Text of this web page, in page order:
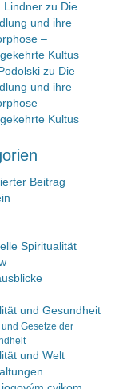
Lindner zu Die
und ihre
–
Kultus
zu Die
und ihre
–
Kultus
Beitrag
Spiritualität
und Gesundheit
und Gesetze der
und Welt